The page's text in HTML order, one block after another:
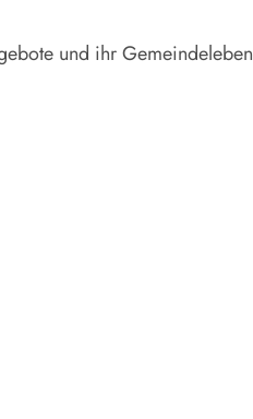
und ihr Gemeindeleben